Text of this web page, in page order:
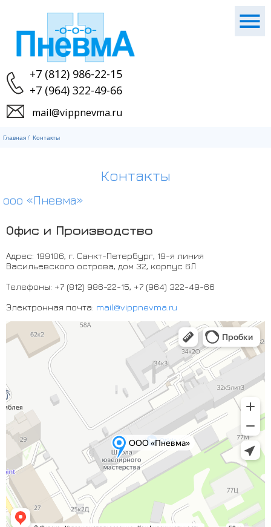
+7 (812) 986-22-15
+7 (964) 322-49-66
mail@vippnevma.ru
Главная / Контакты
Контакты
ооо «Пневма»
Офис и Производство
Адрес: 199106, г. Санкт-Петербург, 19-я линия
Васильевского острова, дом 32, корпус 6Л
Телефоны: +7 (812) 986-22-15, +7 (964) 322-49-66
Электронная почта: mail@vippnevma.ru